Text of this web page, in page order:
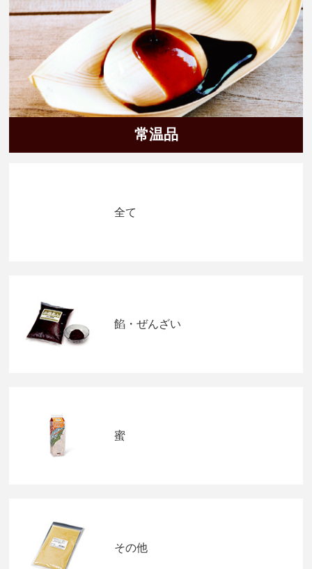
常温品
全て
餡・ぜんざい
蜜
その他